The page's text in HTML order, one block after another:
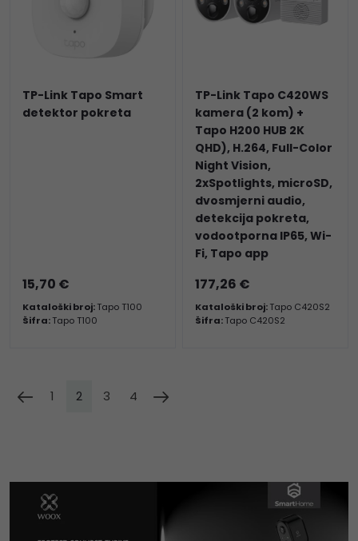
TP-Link Tapo Smart
detektor pokreta
15,70 €
Kataloški broj:Tapo T100
Šifra:Tapo T100
TP-Link Tapo C420WS
kamera (2 kom) +
Tapo H200 HUB 2K
QHD), H.264, Full-Color
Night Vision,
2xSpotlights, microSD,
dvosmjerni audio,
detekcija pokreta,
vodootporna IP65, Wi-
Fi, Tapo app
177,26 €
Kataloški broj:Tapo C420S2
Šifra:Tapo C420S2
1 2 3 4